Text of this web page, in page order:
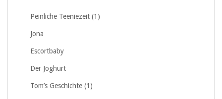
Peinliche Teeniezeit (1)
Jona
Escortbaby
Der Joghurt
Tom’s Geschichte (1)